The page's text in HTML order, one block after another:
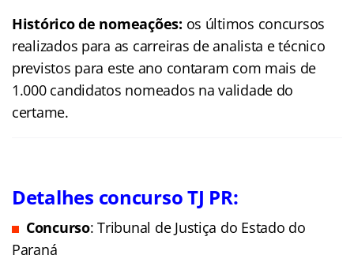
Histórico de nomeações: os últimos concursos
realizados para as carreiras de analista e técnico
previstos para este ano contaram com mais de
1.000 candidatos nomeados na validade do
certame.
Detalhes concurso TJ PR:
Concurso: Tribunal de Justiça do Estado do
Paraná